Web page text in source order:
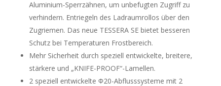
Aluminium-Sperrzähnen, um unbefugten Zugriff zu
verhindern. Entriegeln des Ladraumrollos über den
Zugriemen. Das neue TESSERA SE bietet besseren
Schutz bei Temperaturen Frostbereich.
Mehr Sicherheit durch speziell entwickelte, breitere,
stärkere und „KNIFE-PROOF“-Lamellen.
2 speziell entwickelte Φ20-Abflusssysteme mit 2